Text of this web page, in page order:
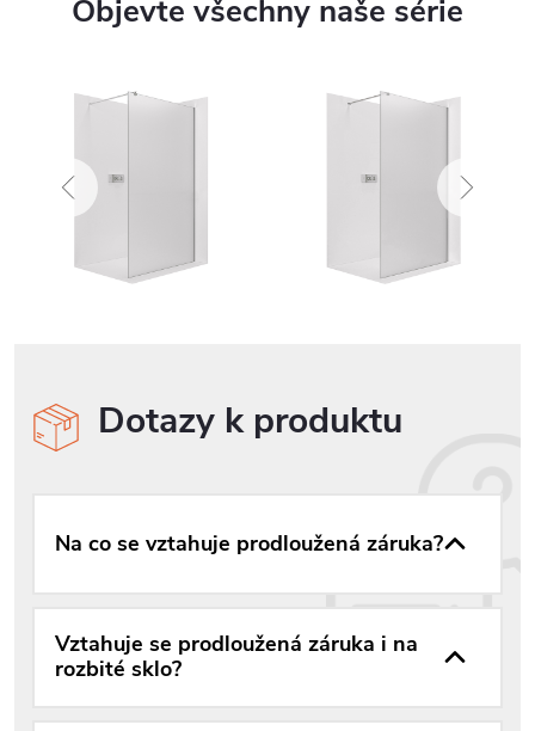
Objevte všechny naše série
Dotazy k produktu
Na co se vztahuje prodloužená záruka?
Vztahuje se prodloužená záruka i na
rozbité sklo?